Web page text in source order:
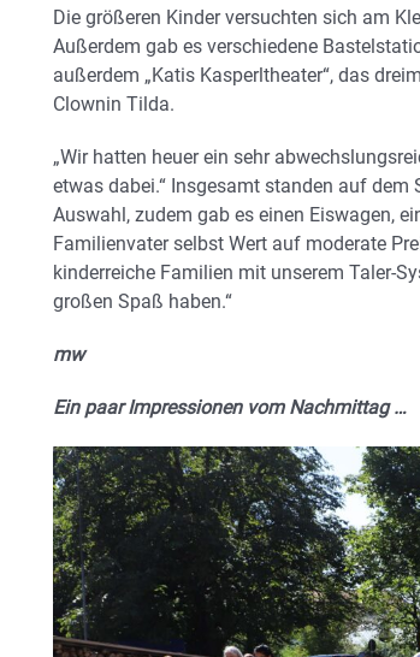
Die größeren Kinder versuchten sich am
Außerdem gab es verschiedene
außerdem „Katis Kasperltheater“, das
Clownin Tilda.
„Wir hatten heuer ein sehr
etwas dabei.“ Insgesamt standen auf
Auswahl, zudem gab es einen Eiswagen,
Familienvater selbst Wert auf moderate
kinderreiche Familien mit unserem Taler-
großen Spaß haben.“
mw
Ein paar Impressionen vom Nachmittag …